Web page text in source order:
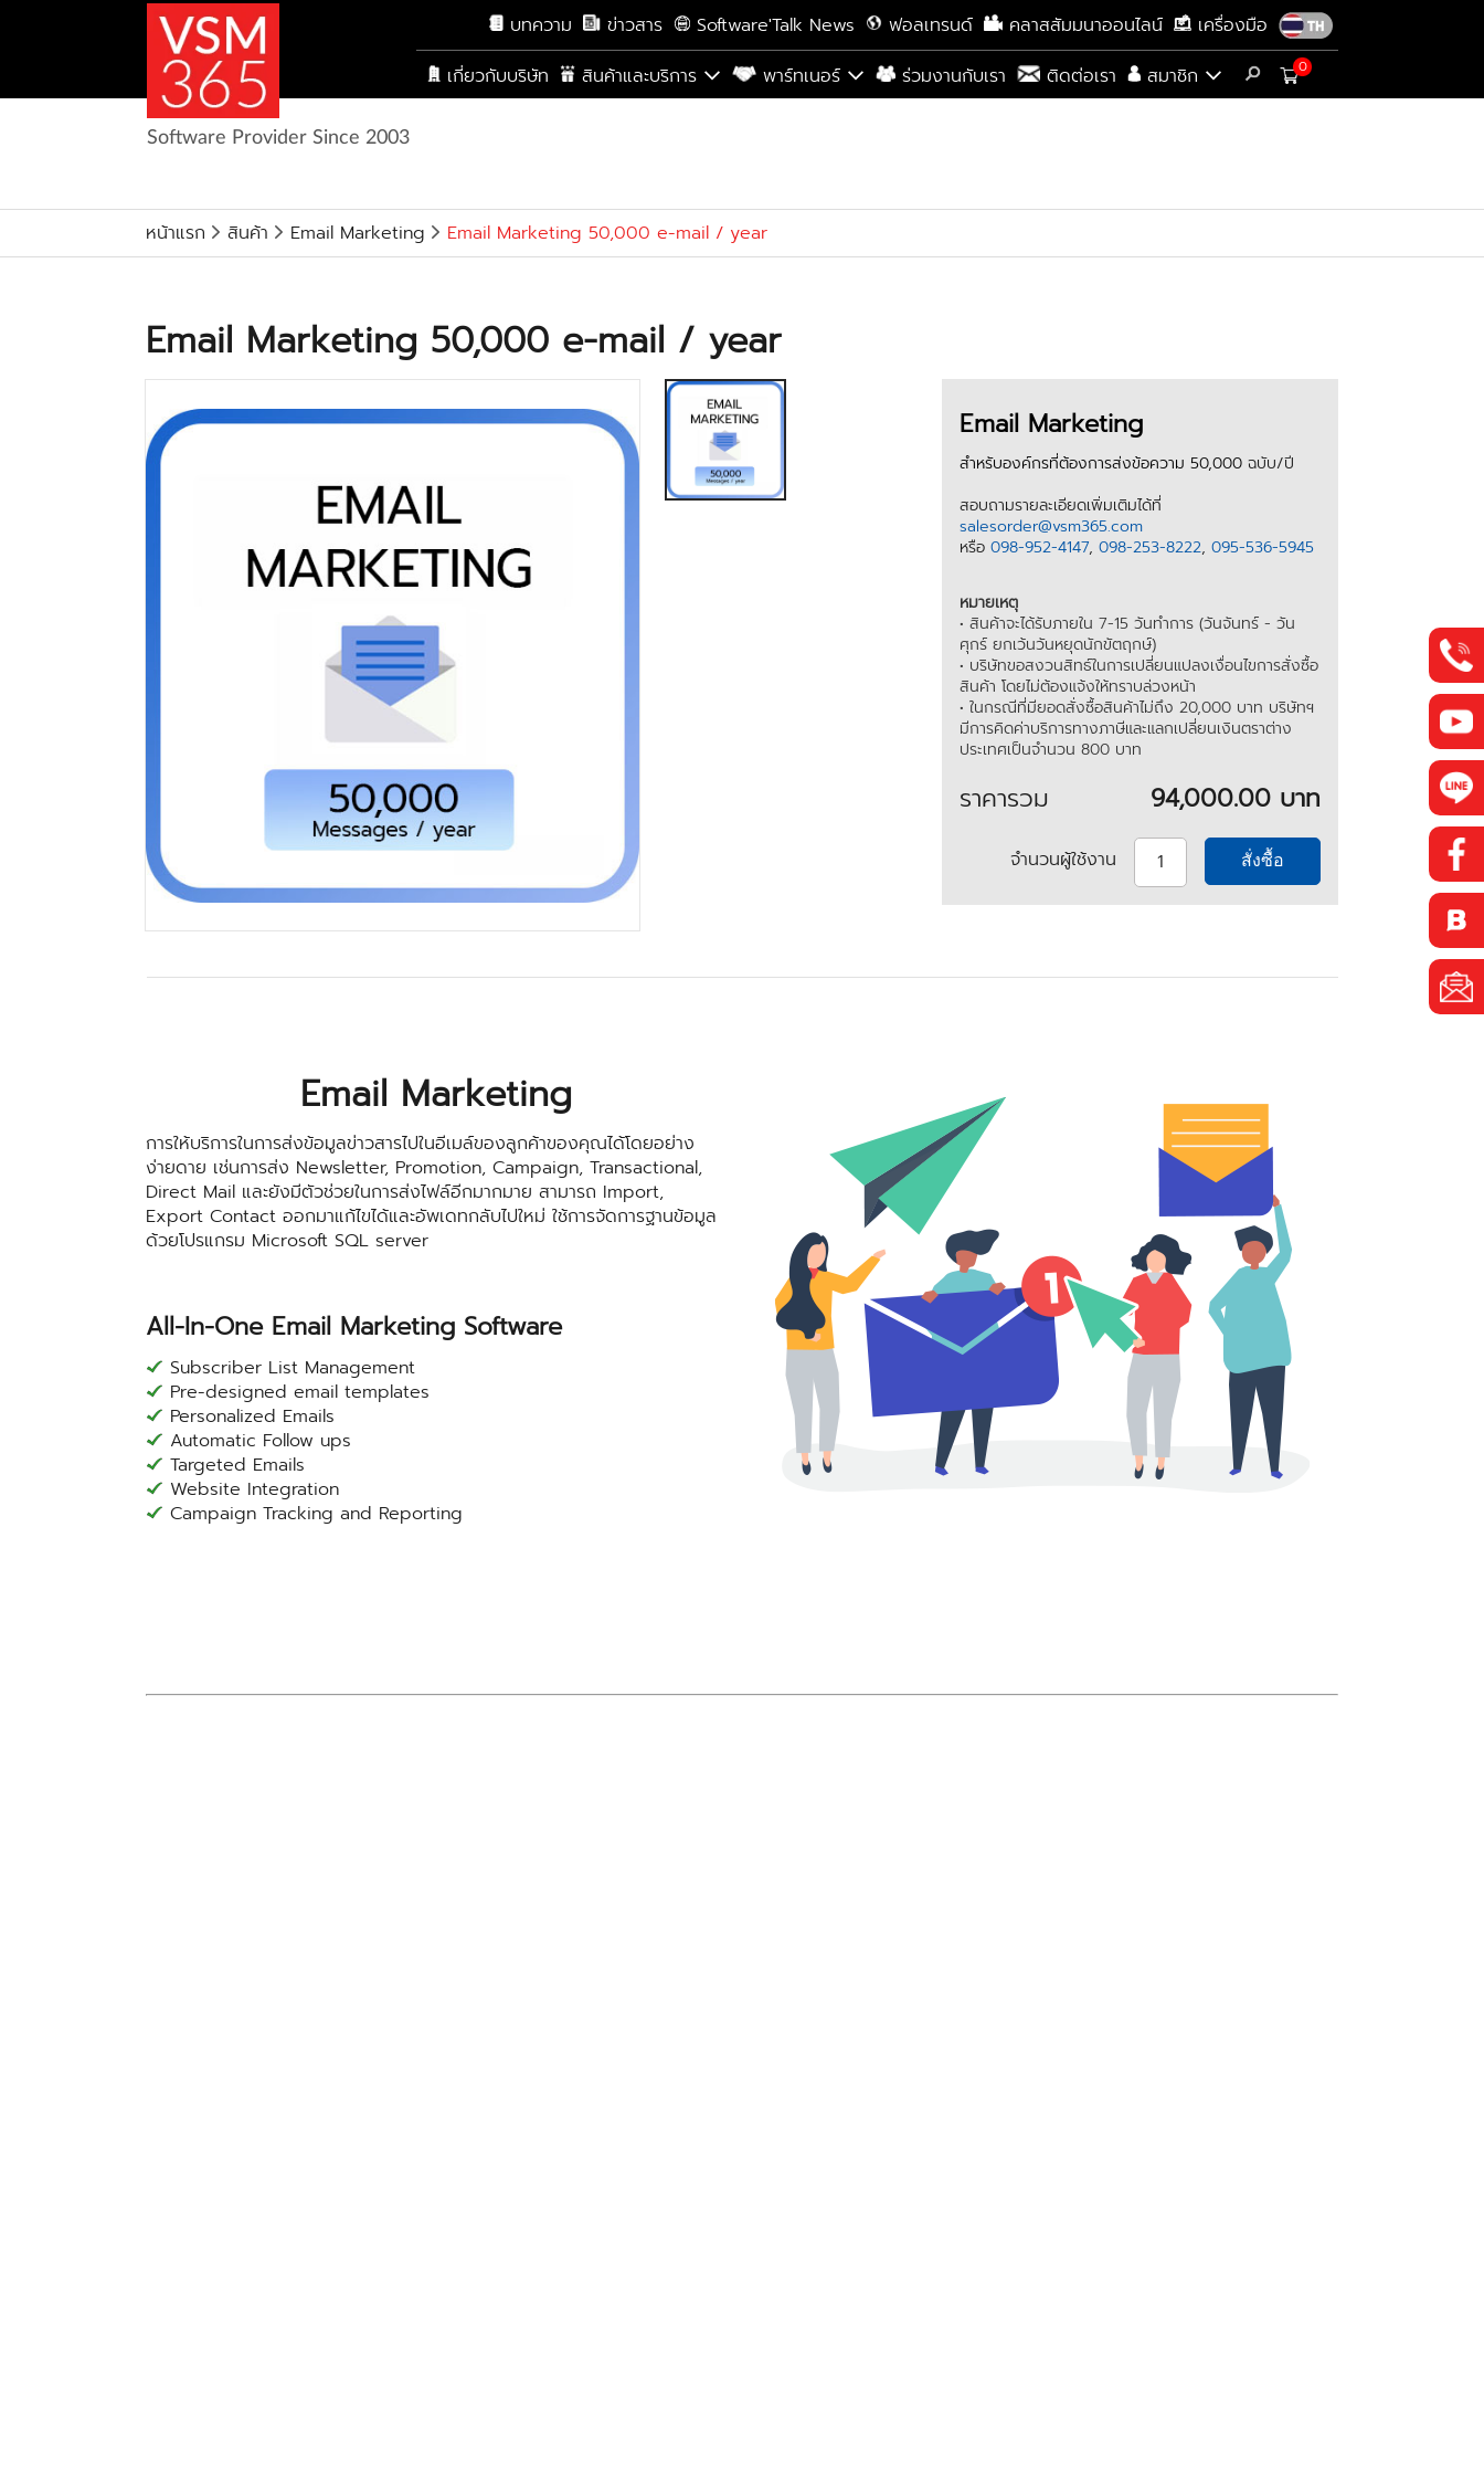
บทความ ข่าวสาร Software'Talk News ฟอลเทรนด์ คลาสสัมมนาออนไลน์
เครื่องมือ
เกี่ยวกับบริษัท
สินค้าและบริการ พาร์ทเนอร์ ร่วมงานกับเรา ติดต่อเรา สมาชิก 0
Software Provider Since 2003
หน้าแรก สินค้า Email Marketing Email Marketing 50,000 e-mail / year
Email Marketing 50,000 e-mail / year
Email Marketing
สำหรับองค์กรที่ต้องการส่งข้อความ 50,000 ฉบับ/ปี
สอบถามรายละเอียดเพิ่มเติมได้ที่
salesorder@vsm365.com
หรือ 098-952-4147, 098-253-8222, 095-536-5945
หมายเหตุ
• สินค้าจะได้รับภายใน 7-15 วันทำการ (วันจันทร์ - วัน
ศุกร์ ยกเว้นวันหยุดนักขัตฤกษ์)
• บริษัทขอสงวนสิทธ์ในการเปลี่ยนแปลงเงื่อนไขการสั่งซื้อ
สินค้า โดยไม่ต้องแจ้งให้ทราบล่วงหน้า
• ในกรณีที่มียอดสั่งซื้อสินค้าไม่ถึง 20,000 บาท บริษัทฯ
มีการคิดค่าบริการทางภาษีและแลกเปลี่ยนเงินตราต่าง
ประเทศเป็นจำนวน 800 บาท
ราคารวม 94,000.00 บาท
จำนวนผู้ใช้งาน
Email Marketing
การให้บริการในการส่งข้อมูลข่าวสารไปในอีเมล์ของลูกค้าของคุณได้โดยอย่าง
ง่ายดาย เช่นการส่ง Newsletter, Promotion, Campaign, Transactional,
Direct Mail และยังมีตัวช่วยในการส่งไฟล์อีกมากมาย สามารถ Import,
Export Contact ออกมาแก้ไขได้และอัพเดทกลับไปใหม่ ใช้การจัดการฐานข้อมูล
ด้วยโปรแกรม Microsoft SQL server
All-In-One Email Marketing Software
Subscriber List Management
Pre-designed email templates
Personalized Emails
Automatic Follow ups
Targeted Emails
Website Integration
Campaign Tracking and Reporting